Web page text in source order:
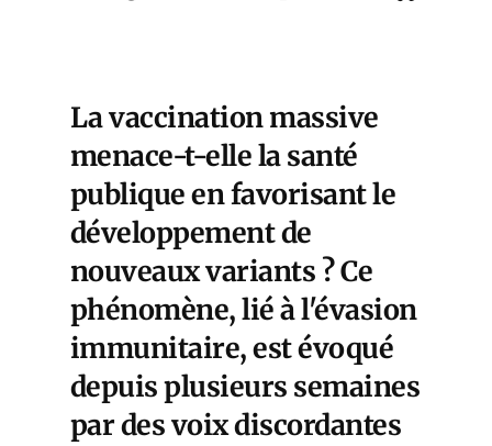
La vaccination massive
menace-t-elle la santé
publique en favorisant le
développement de
nouveaux variants ? Ce
phénomène, lié à l'évasion
immunitaire, est évoqué
depuis plusieurs semaines
par des voix discordantes